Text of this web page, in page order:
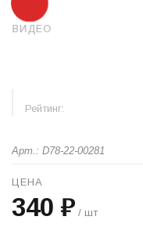
ВИДЕО
Рейтинг:
Арт.: D78-22-00281
ЦЕНА
340 ₽ / шт